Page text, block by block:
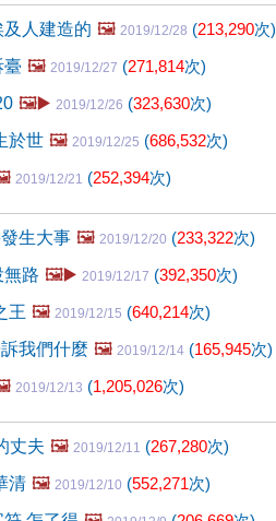
人建造的 🖼️ 2019/12/28 (213,290次)
臺 🖼️ 2019/12/27 (271,814次)
🖼️▶️ 2019/12/26 (323,630次)
於世 🖼️ 2019/12/25 (686,532次)
2019/12/21 (252,394次)
生大事 🖼️ 2019/12/20 (233,322次)
路 🖼️▶️ 2019/12/17 (392,350次)
王 🖼️ 2019/12/15 (640,214次)
我們什麼 🖼️ 2019/12/14 (165,945次)
2019/12/13 (1,205,026次)
丈夫 🖼️ 2019/12/11 (267,280次)
清 🖼️ 2019/12/10 (552,271次)